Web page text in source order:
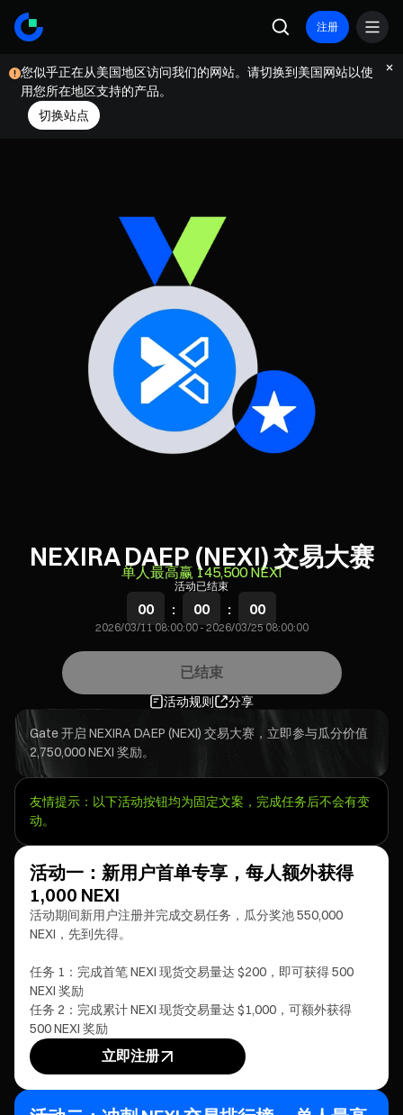
注册
您似乎正在从美国地区访问我们的网站。请切换到美国网站以使
用您所在地区支持的产品。
切换站点
NEXIRA DAEP (NEXI) 交易大赛
单人最高赢 145,500 NEXI
活动已结束
00 : 00 : 00
2026/03/11 08:00:00-2026/03/25 08:00:00
已结束
活动规则
分享
Gate 开启 NEXIRA DAEP (NEXI) 交易大赛，立即参与瓜分价值
2,750,000 NEXI 奖励。
友情提示：以下活动按钮均为固定文案，完成任务后不会有变
动。
活动一：新用户首单专享，每人额外获得
1,000 NEXI
活动期间新用户注册并完成交易任务，瓜分奖池 550,000
NEXI，先到先得。
任务 1：完成首笔 NEXI 现货交易量达 $200，即可获得 500
NEXI 奖励
任务 2：完成累计 NEXI 现货交易量达 $1,000，可额外获得
500 NEXI 奖励
立即注册